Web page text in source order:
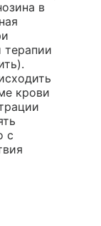
в
терапии
крови
с